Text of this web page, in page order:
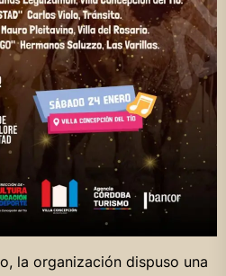
la organización dispuso una